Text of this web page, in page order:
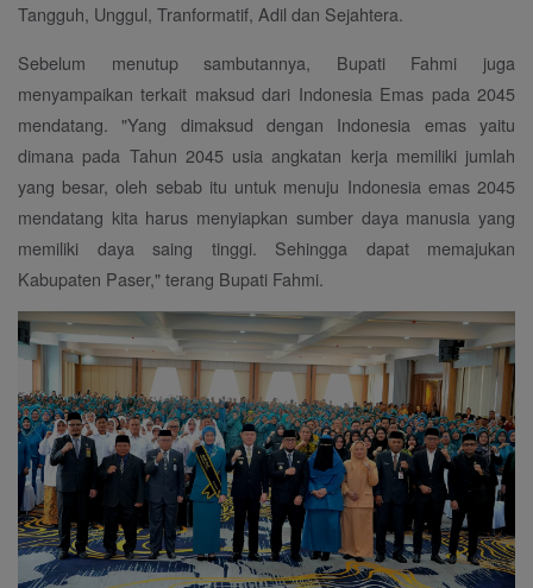
Tangguh, Unggul, Tranformatif, Adil dan Sejahtera.
Sebelum menutup sambutannya, Bupati Fahmi juga
menyampaikan terkait maksud dari Indonesia Emas pada 2045
mendatang. "Yang dimaksud dengan Indonesia emas yaitu
dimana pada Tahun 2045 usia angkatan kerja memiliki jumlah
yang besar, oleh sebab itu untuk menuju Indonesia emas 2045
mendatang kita harus menyiapkan sumber daya manusia yang
memiliki daya saing tinggi. Sehingga dapat memajukan
Kabupaten Paser," terang Bupati Fahmi.